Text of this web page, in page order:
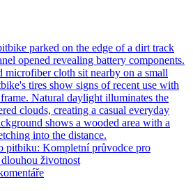
pitbiku: Kompletní průvodce pro
životnost